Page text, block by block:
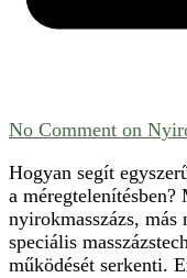
No Comment on
Hogyan segít
a
nyirokmasszázs, más
speciális
működését serkenti.